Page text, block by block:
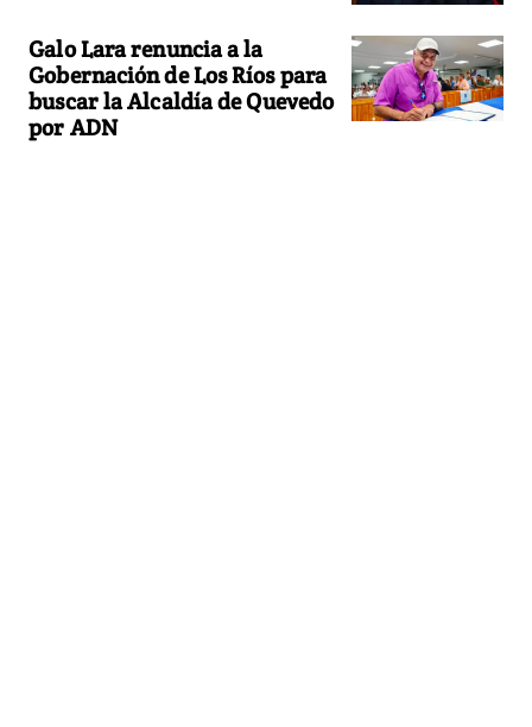
Galo Lara renuncia a la
Gobernación de Los Ríos para
buscar la Alcaldía de Quevedo
por ADN